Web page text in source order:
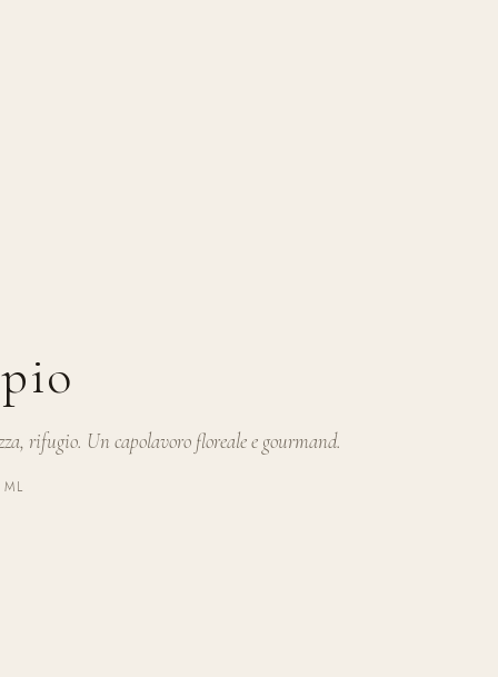
rifugio. Un capolavoro floreale e gourmand.